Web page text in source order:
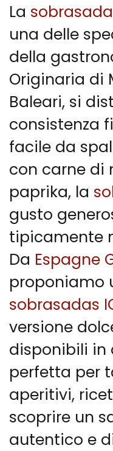
La
una delle
della
Originaria di
Baleari, si
consistenza
facile da
con carne di
paprika, la
gusto
tipicamente
Da Espagne
proponiamo
sobrasadas
versione
disponibili in
perfetta per
aperitivi,
scoprire un
autentico e